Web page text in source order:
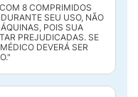
8 COMPRIMIDOS
SEU USO, NÃO
POIS SUA
PREJUDICADAS. SE
DEVERÁ SER